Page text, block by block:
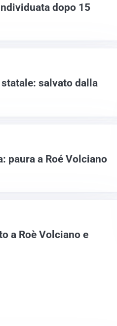
dopo 15
salvato dalla
paura a Roé Volciano
a Roè Volciano e